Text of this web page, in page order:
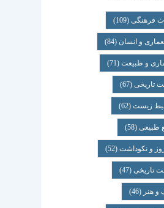
فرهنگی(109)
و انسان (84)
و طبیعت(71)
تاریخی(67)
زیست(62)
طبیعی(58)
و نکوداشت(52)
تاریخی(47)
و هنر (46)